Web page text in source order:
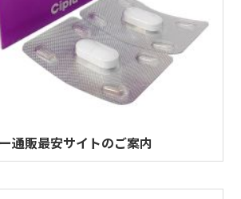
通販最安サイトのご案内